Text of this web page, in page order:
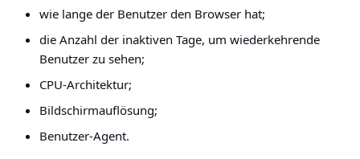
wie lange der Benutzer den Browser hat;
die Anzahl der inaktiven Tage, um wiederkehrende
Benutzer zu sehen;
CPU-Architektur;
Bildschirmauflösung;
Benutzer-Agent.